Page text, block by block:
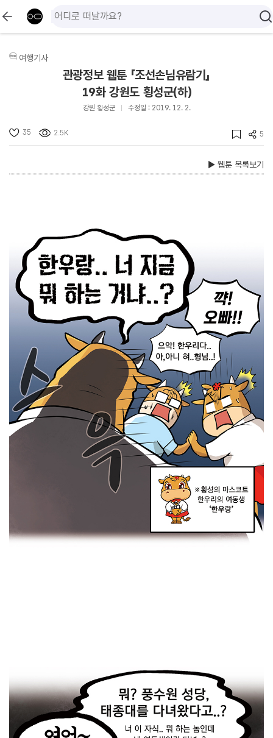
여행기사
관광정보 웹툰 「조선손님유람기」
19화 강원도 횡성군(하)
강원 횡성군 수정일 : 2019. 12. 2.
35 2.5K 5
▶ 웹툰 목록보기